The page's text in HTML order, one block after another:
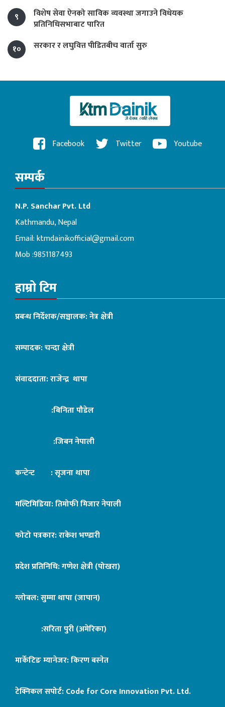
९
विशेष सेवा ऐनको साविक व्यवस्था जगाउने विधेयक
प्रतिनिधिसभाबाट पारित
१०
सरकार र लघुवित्त पीडितबीच वार्ता सुरु
Facebook Twitter Youtube
सम्पर्क
N.P. Sanchar Pvt. Ltd
Kathmandu, Nepal
Email:ktmdainikofficial@gmail.com
Mob :9851187493
हाम्रो टिम
प्रबन्ध निर्देशक/सञ्चालक: नेत्र क्षेत्री
सम्पादक: चन्दा क्षेत्री
संवाददाता: राजेन्द्र थापा
:बिनिता पौडेल
:जिबन नेपाली
कन्टेन्ट : सृजना थापा
मल्टिमिडिया: तिमोफी मिजार नेपाली
फोटो पत्रकार: राकेश भण्डारी
प्रदेश प्रतिनिधि: गणेश क्षेत्री (पोखरा)
ग्लोबल: सुम्मा थापा (जापान)
:सरिता पुरी (अमेरिका)
मार्केटिङ म्यानेजर: किरण बस्नेत
टेक्निकल सपोर्ट:Code for Core Innovation Pvt. Ltd.